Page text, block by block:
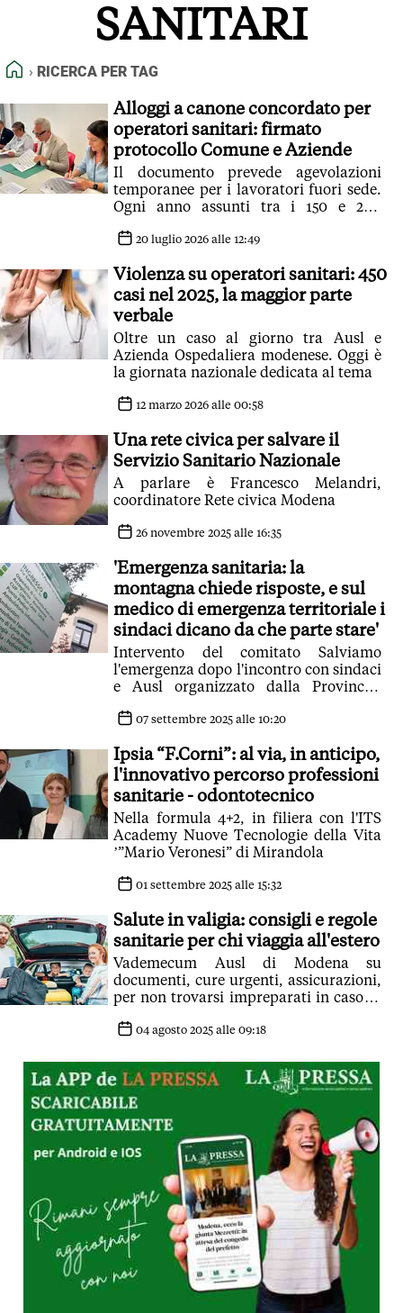
FEED RSS
NORMATIVE DEONTOLOGICHE
TERMINI e CONDIZIONI
SANITARI
HOME
RICERCA PER TAG
Alloggi a canone concordato per
operatori sanitari: firmato
protocollo Comune e Aziende
Il documento prevede agevolazioni
temporanee per i lavoratori fuori sede.
Ogni anno assunti tra i 150 e 200
che hanno ottenuto l'incarico, costretti
20 luglio 2026 alle 12:49
Violenza su operatori sanitari: 450
casi nel 2025, la maggior parte
verbale
Oltre un caso al giorno tra Ausl e
Azienda Ospedaliera modenese. Oggi è
la giornata nazionale dedicata al tema
12 marzo 2026 alle 00:58
Una rete civica per salvare il
Servizio Sanitario Nazionale
A parlare è Francesco Melandri,
coordinatore Rete civica Modena
26 novembre 2025 alle 16:35
'Emergenza sanitaria: la
montagna chiede risposte, e sul
medico di emergenza territoriale i
sindaci dicano da che parte stare'
Intervento del comitato Salviamo
l'emergenza dopo l'incontro con sindaci
e Ausl organizzato dalla Provincia:
chiacchiere'
07 settembre 2025 alle 10:20
Ipsia “F.Corni”: al via, in anticipo,
l'innovativo percorso professioni
sanitarie - odontotecnico
Nella formula 4+2, in filiera con l'ITS
Academy Nuove Tecnologie della Vita
’”Mario Veronesi” di Mirandola
01 settembre 2025 alle 15:32
Salute in valigia: consigli e regole
sanitarie per chi viaggia all'estero
Vademecum Ausl di Modena su
documenti, cure urgenti, assicurazioni,
per non trovarsi impreparati in caso di
04 agosto 2025 alle 09:18